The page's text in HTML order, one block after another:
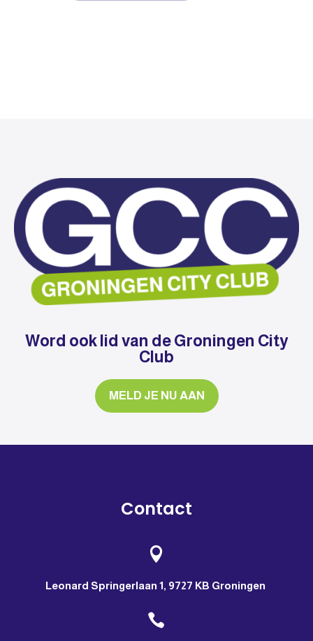
Word ook lid van de Groningen City
Club
MELD JE NU AAN
Contact

Leonard Springerlaan 1, 9727 KB Groningen
